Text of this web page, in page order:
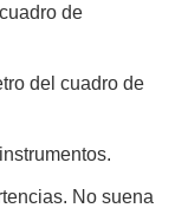
de
del cuadro de
No suena